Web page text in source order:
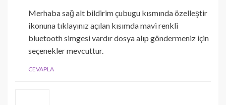
Merhaba sağ alt bildirim çubugu kısmında özelleştir
ikonuna tıklayınız açılan kısımda mavi renkli
bluetooth simgesi vardır dosya alıp göndermeniz için
seçenekler mevcuttur.
CEVAPLA